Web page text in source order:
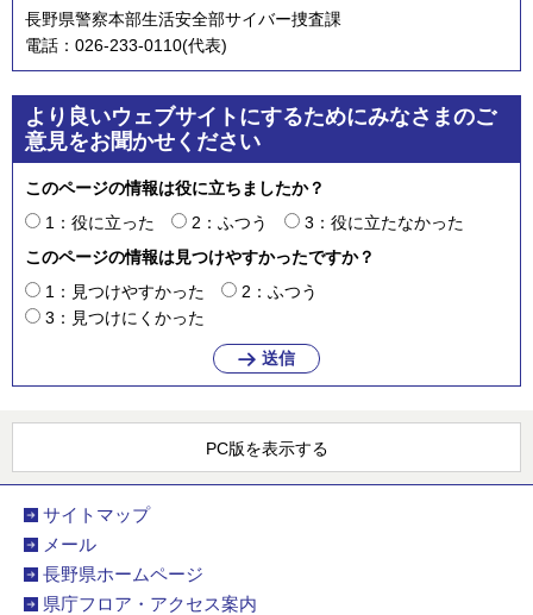
長野県警察本部生活安全部サイバー捜査課
電話：026-233-0110(代表)
より良いウェブサイトにするためにみなさまのご
意見をお聞かせください
このページの情報は役に立ちましたか？
1：役に立った
2：ふつう
3：役に立たなかった
このページの情報は見つけやすかったですか？
1：見つけやすかった
2：ふつう
3：見つけにくかった
PC版を表示する
サイトマップ
メール
長野県ホームページ
県庁フロア・アクセス案内